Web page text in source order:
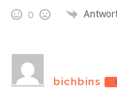
0
bichbins